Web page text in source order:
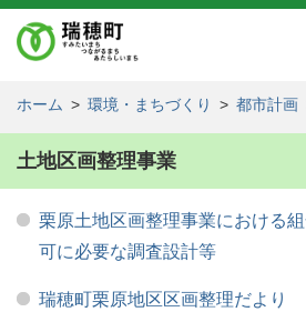
ホーム > 環境・まちづくり > 都市計画
土地区画整理事業
栗原土地区画整理事業における
可に必要な調査設計等
瑞穂町栗原地区区画整理だより